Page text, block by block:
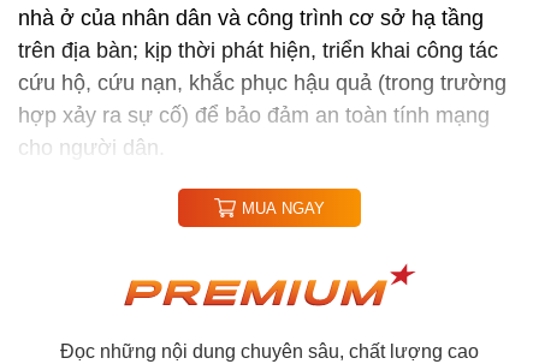
nhà ở của nhân dân và công trình cơ sở hạ tầng
trên địa bàn; kịp thời phát hiện, triển khai công tác
cứu hộ, cứu nạn, khắc phục hậu quả (trong trường
hợp xảy ra sự cố) để bảo đảm an toàn tính mạng
cho người dân.
MUA NGAY
Đọc những nội dung chuyên sâu, chất lượng cao